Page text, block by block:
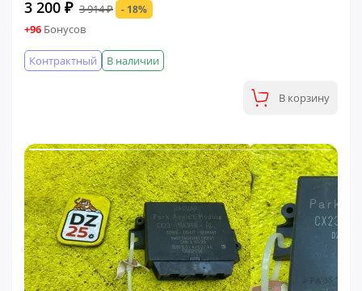
3 200 ₽ 3 914 ₽ - 18%
+96 Бонусов
В наличии
Контрактный
В корзину